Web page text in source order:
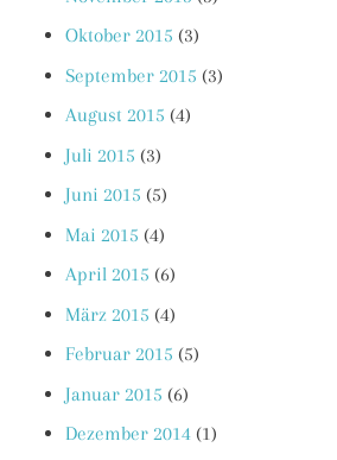
Oktober 2015 (3)
September 2015 (3)
August 2015 (4)
Juli 2015 (3)
Juni 2015 (5)
Mai 2015 (4)
April 2015 (6)
März 2015 (4)
Februar 2015 (5)
Januar 2015 (6)
Dezember 2014 (1)